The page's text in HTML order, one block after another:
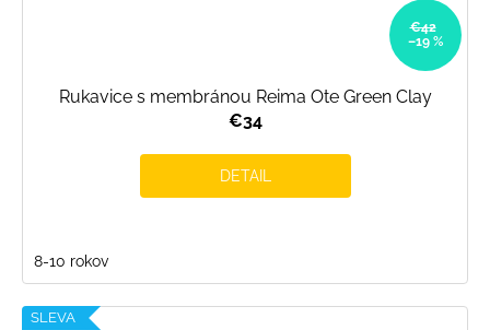
€42
–19 %
Rukavice s membránou Reima Ote Green Clay
€34
DETAIL
8-10 rokov
SLEVA